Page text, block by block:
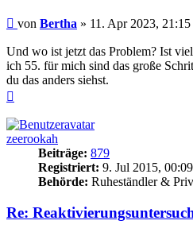
Beitrag
von Bertha » 11. Apr 2023, 21:15
Und wo ist jetzt das Problem? Ist
ich 55. für mich sind das große
du das anders siehst.
zeerookah
Beiträge: 879
Registriert: 9. Jul 2015, 00:09
Behörde: Ruheständler &
Re: